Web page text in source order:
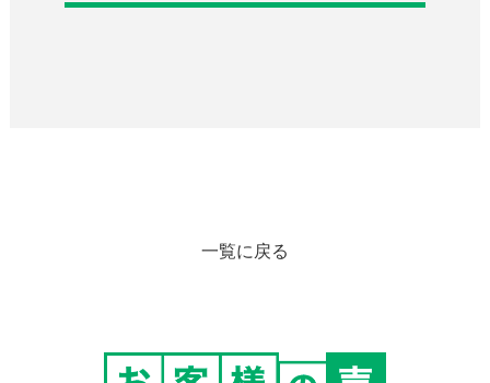
一覧に戻る